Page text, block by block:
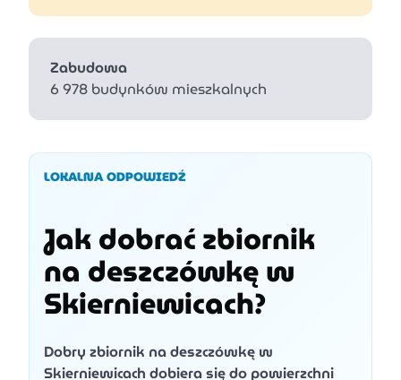
Zabudowa
6 978 budynków mieszkalnych
LOKALNA ODPOWIEDŹ
Jak dobrać zbiornik
na deszczówkę w
Skierniewicach?
Dobry zbiornik na deszczówkę w
Skierniewicach dobiera się do powierzchni